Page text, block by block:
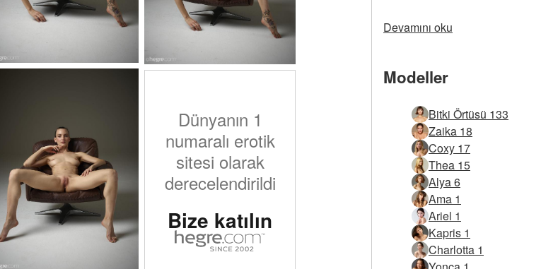
Dünyanın 1
numaralı erotik
sitesi olarak
derecelendirildi
Bize katılın
Devamını oku
Modeller
Bitki Örtüsü 133
Zaika 18
Coxy 17
Thea 15
Alya 6
Ama 1
Ariel 1
Kapris 1
Charlotta 1